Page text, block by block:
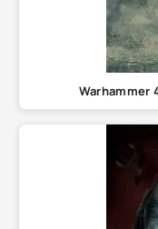
Warhammer